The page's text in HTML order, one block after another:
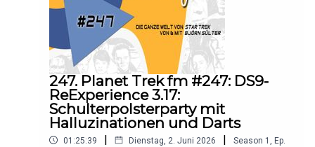
247. Planet Trek fm #247: DS9-
ReExperience 3.17:
Schulterpolsterparty mit
Halluzinationen und Darts
01:25:39 | Dienstag, 2. Juni 2026 | Season 1
Ep.